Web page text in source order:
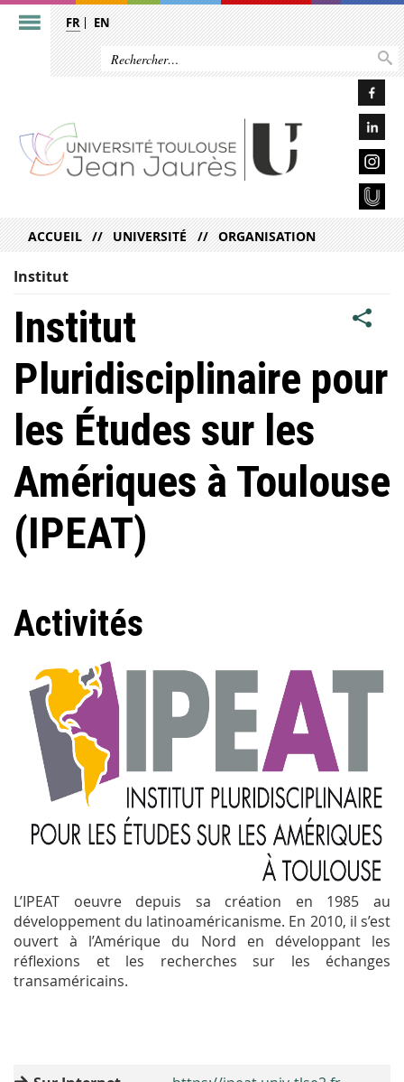
FR EN
ACCUEIL UNIVERSITÉ ORGANISATION
Institut
Institut
Pluridisciplinaire pour
les Études sur les
Amériques à Toulouse
(IPEAT)
Activités
L’IPEAT oeuvre depuis sa création en 1985 au
développement du latinoaméricanisme. En 2010, il s’est
ouvert à l’Amérique du Nord en développant les
réflexions et les recherches sur les échanges
transaméricains.